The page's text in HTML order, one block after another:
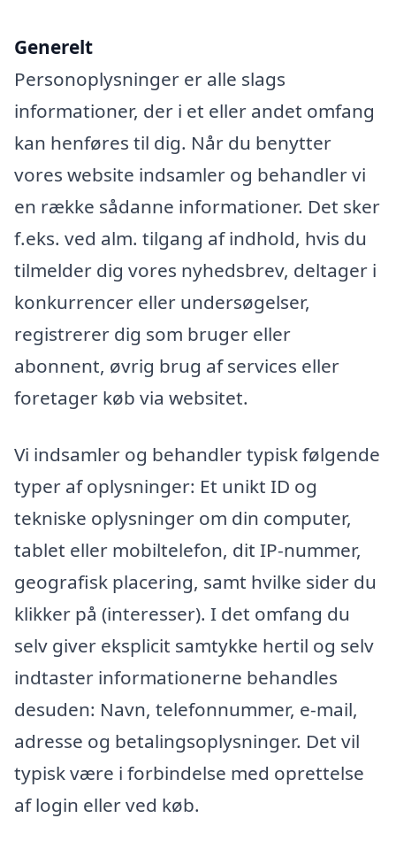
Generelt
Personoplysninger er alle slags
informationer, der i et eller andet omfang
kan henføres til dig. Når du benytter
vores website indsamler og behandler vi
en række sådanne informationer. Det sker
f.eks. ved alm. tilgang af indhold, hvis du
tilmelder dig vores nyhedsbrev, deltager i
konkurrencer eller undersøgelser,
registrerer dig som bruger eller
abonnent, øvrig brug af services eller
foretager køb via websitet.
Vi indsamler og behandler typisk følgende
typer af oplysninger: Et unikt ID og
tekniske oplysninger om din computer,
tablet eller mobiltelefon, dit IP-nummer,
geografisk placering, samt hvilke sider du
klikker på (interesser). I det omfang du
selv giver eksplicit samtykke hertil og selv
indtaster informationerne behandles
desuden: Navn, telefonnummer, e-mail,
adresse og betalingsoplysninger. Det vil
typisk være i forbindelse med oprettelse
af login eller ved køb.